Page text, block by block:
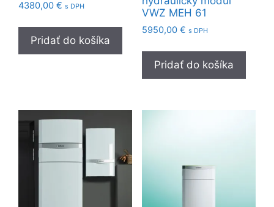
4380,00 € s DPH
Pridať do košíka
VWZ MEH 61
5950,00 € s DPH
Pridať do košíka